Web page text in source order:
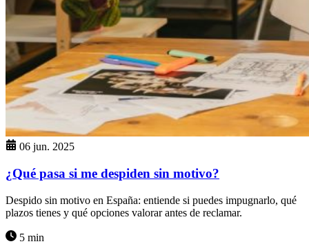
06 jun. 2025
¿Qué pasa si me despiden sin motivo?
Despido sin motivo en España: entiende si puedes impugnarlo, qué
plazos tienes y qué opciones valorar antes de reclamar.
5 min